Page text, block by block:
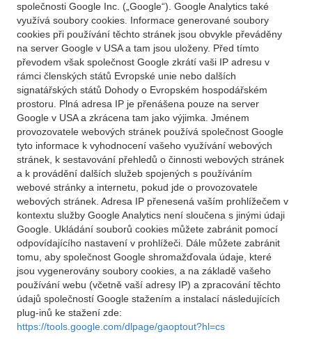
společnosti Google Inc. („Google“). Google Analytics také
využívá soubory cookies. Informace generované soubory
cookies při používání těchto stránek jsou obvykle převáděny
na server Google v USA a tam jsou uloženy. Před tímto
převodem však společnost Google zkrátí vaši IP adresu v
rámci členských států Evropské unie nebo dalších
signatářských států Dohody o Evropském hospodářském
prostoru. Plná adresa IP je přenášena pouze na server
Google v USA a zkrácena tam jako výjimka. Jménem
provozovatele webových stránek používá společnost Google
tyto informace k vyhodnocení vašeho využívání webových
stránek, k sestavování přehledů o činnosti webových stránek
a k provádění dalších služeb spojených s používáním
webové stránky a internetu, pokud jde o provozovatele
webových stránek. Adresa IP přenesená vaším prohlížečem v
kontextu služby Google Analytics není sloučena s jinými údaji
Google. Ukládání souborů cookies můžete zabránit pomocí
odpovídajícího nastavení v prohlížeči. Dále můžete zabránit
tomu, aby společnost Google shromažďovala údaje, které
jsou vygenerovány soubory cookies, a na základě vašeho
používání webu (včetně vaší adresy IP) a zpracování těchto
údajů společností Google stažením a instalací následujících
plug-inů ke stažení zde:
https://tools.google.com/dlpage/gaoptout?hl=cs